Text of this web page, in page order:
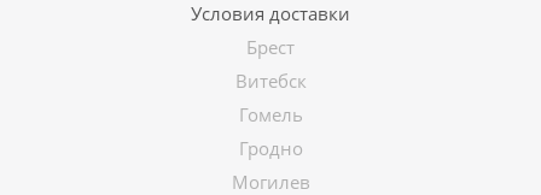
Условия доставки
Брест
Витебск
Гомель
Гродно
Могилев